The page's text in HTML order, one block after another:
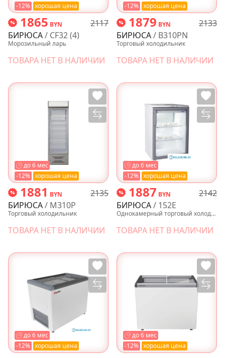
-12% хорошая цена
1865 BYN
2117
БИРЮСА/ CF32 (4)
Морозильный ларь
ТОВАРА НЕТ В НАЛИЧИИ
-12% хорошая цена
1879 BYN
2133
БИРЮСА/ B310PN
Торговый холодильник
ТОВАРА НЕТ В НАЛИЧИИ
-12% хорошая цена
до 6 мес
1881 BYN
2135
БИРЮСА/ M310P
Торговый холодильник
ТОВАРА НЕТ В НАЛИЧИИ
-12% хорошая цена
до 6 мес
1887 BYN
2142
БИРЮСА/ 152E
Однокамерный торговый холодильник
ТОВАРА НЕТ В НАЛИЧИИ
-12% хорошая цена
до 6 мес
-12% хорошая цена
до 6 мес